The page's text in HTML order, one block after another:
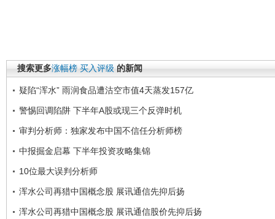
搜索更多涨幅榜 买入评级 的新闻
疑陷“浑水” 雨润食品遭沽空市值4天蒸发157亿
警惕回调陷阱 下半年A股或现三个反弹时机
审判分析师：独家发布中国不信任分析师榜
中报掘金启幕 下半年投资攻略集锦
10位最大误判分析师
浑水公司再猎中国概念股 展讯通信先抑后扬
浑水公司再猎中国概念股 展讯通信股价先抑后扬